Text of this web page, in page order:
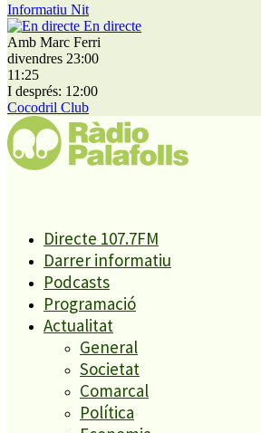
Informatiu Nit
En directe
Amb Marc Ferri
divendres 23:00
11:25
I després: 12:00
Cocodril Club
Directe 107.7FM
Darrer informatiu
Podcasts
Programació
Actualitat
General
Societat
Comarcal
Política
L’infantil va guanyar a casa
En futbol 7 l’aleví va perdre al
Anglès. L’A va jugar un triangular
els altres dos de Pau.
El B , en canvi va perdre els dos
Els benjamins van jugar un
A partir d’ara no et
SUBSCRIURE’M
És tendència ara
Tanquen un local de menjar ràpid a